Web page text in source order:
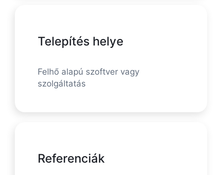
Telepítés helye
Felhő alapú szoftver vagy
szolgáltatás
Referenciák